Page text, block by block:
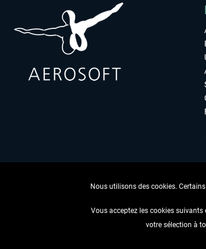
Nous utilisons des cookies.
Vous acceptez les cookies
votre sélection à